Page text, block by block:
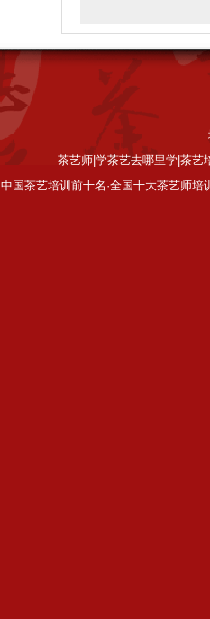
茶艺师|学茶艺去哪里学|茶艺
中国茶艺培训前十名·全国十大茶艺师培